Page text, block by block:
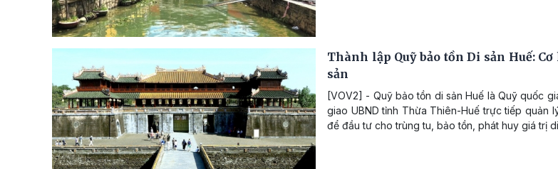
Thành lập Quỹ bảo tồn Di sản Huế:
sản
[VOV2] - Quỹ bảo tồn di sản Huế là Quỹ quốc
giao UBND tỉnh Thừa Thiên-Huế trực tiếp quản
để đầu tư cho trùng tu, bảo tồn, phát huy giá trị